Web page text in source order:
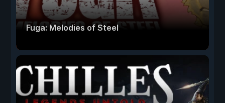
Fuga: Melodies of Steel